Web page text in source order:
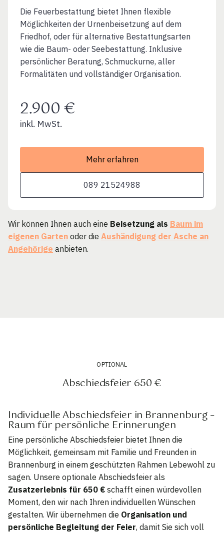
Die Feuerbestattung bietet Ihnen flexible
Möglichkeiten der Urnenbeisetzung auf dem
Friedhof, oder für alternative Bestattungsarten
wie die Baum- oder Seebestattung. Inklusive
persönlicher Beratung, Schmuckurne, aller
Formalitäten und vollständiger Organisation.
2.900 €
inkl. MwSt.
Mehr erfahren
089 21524988
Wir können Ihnen auch eine Beisetzung als Baum im
eigenen Garten oder die Aushändigung der Asche an
Angehörige anbieten.
OPTIONAL
Abschiedsfeier 650 €
Individuelle Abschiedsfeier in Brannenburg –
Raum für persönliche Erinnerungen
Eine persönliche Abschiedsfeier bietet Ihnen die
Möglichkeit, gemeinsam mit Familie und Freunden in
Brannenburg in einem geschützten Rahmen Lebewohl zu
sagen. Unsere optionale Abschiedsfeier als
Zusatzerlebnis für 650 € schafft einen würdevollen
Moment, den wir nach Ihren individuellen Wünschen
gestalten. Wir übernehmen die Organisation und
persönliche Begleitung der Feier, damit Sie sich voll